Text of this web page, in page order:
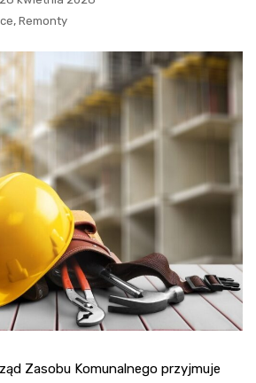
, Remonty
Zasobu Komunalnego przyjmuje